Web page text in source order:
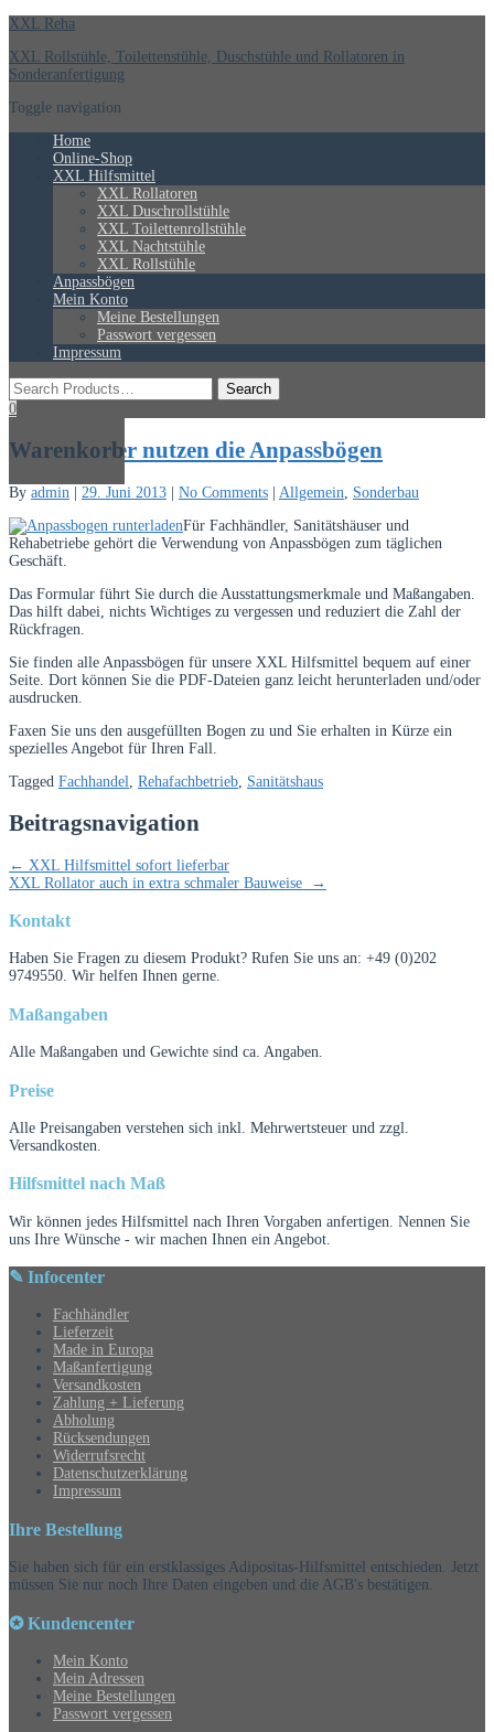
XXL Reha
XXL Rollstühle, Toilettenstühle, Duschstühle und Rollatoren in
Sonderanfertigung
Toggle navigation
Home
Online-Shop
XXL Hilfsmittel
XXL Rollatoren
XXL Duschrollstühle
XXL Toilettenrollstühle
XXL Nachtstühle
XXL Rollstühle
Anpassbögen
Mein Konto
Meine Bestellungen
Passwort vergessen
Impressum
0
Warenkorb
Fachhändler nutzen die Anpassbögen
By admin 29. Juni 2013 No Comments Allgemein
Sonderbau
Für Fachhändler, Sanitätshäuser und
Rehabetriebe gehört die Verwendung von Anpassbögen zum täglichen
Geschäft.
Das Formular führt Sie durch die Ausstattungsmerkmale und Maßangaben.
Das hilft dabei, nichts Wichtiges zu vergessen und reduziert die Zahl der
Rückfragen.
Sie finden alle Anpassbögen für unsere XXL Hilfsmittel bequem auf einer
Seite. Dort können Sie die PDF-Dateien ganz leicht herunterladen und/oder
ausdrucken.
Faxen Sie uns den ausgefüllten Bogen zu und Sie erhalten in Kürze ein
spezielles Angebot für Ihren Fall.
Tagged Fachhandel Rehafachbetrieb Sanitätshaus
Beitragsnavigation
← XXL Hilfsmittel sofort lieferbar
XXL Rollator auch in extra schmaler Bauweise
→
Kontakt
Haben Sie Fragen zu diesem Produkt? Rufen Sie uns an: +49 (0)202
9749550. Wir helfen Ihnen gerne.
Maßangaben
Alle Maßangaben und Gewichte sind ca. Angaben.
Preise
Alle Preisangaben verstehen sich inkl. Mehrwertsteuer und zzgl.
Versandkosten.
Hilfsmittel nach Maß
Wir können jedes Hilfsmittel nach Ihren Vorgaben anfertigen. Nennen Sie
uns Ihre Wünsche - wir machen Ihnen ein Angebot.
✎ Infocenter
Fachhändler
Lieferzeit
Made in Europa
Maßanfertigung
Versandkosten
Zahlung + Lieferung
Abholung
Rücksendungen
Widerrufsrecht
Datenschutzerklärung
Impressum
Ihre Bestellung
Sie haben sich für ein erstklassiges Adipositas-Hilfsmittel entschieden. Jetzt
müssen Sie nur noch Ihre Daten eingeben und die AGB's bestätigen.
✪ Kundencenter
Mein Konto
Mein Adressen
Meine Bestellungen
Passwort vergessen